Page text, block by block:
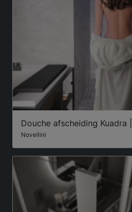
Douche afscheiding Kuadra
Novellini